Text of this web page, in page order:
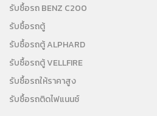
รับซื้อรถ BENZ C200
รับซื้อรถตู้
รับซื้อรถตู้ ALPHARD
รับซื้อรถตู้ VELLFIRE
รับซื้อรถให้ราคาสูง
รับซื้อรถติดไฟแนนซ์